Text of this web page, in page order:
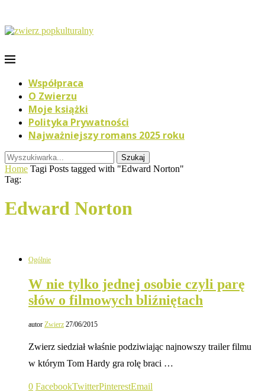
Współpraca
O Zwierzu
Moje książki
Polityka Prywatności
Najważniejszy romans 2025 roku
Szukaj
Home Tagi Posts tagged with "Edward Norton"
Tag:
Edward Norton
Ogólnie
W nie tylko jednej osobie czyli parę
słów o filmowych bliźniętach
autor Zwierz 27/06/2015
Zwierz siedział właśnie podziwiając najnowszy trailer filmu
w którym Tom Hardy gra rolę braci …
0 FacebookTwitterPinterestEmail